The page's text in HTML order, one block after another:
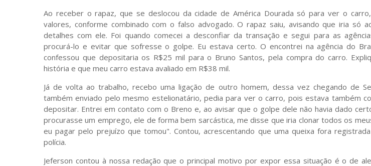
Ao receber o rapaz, que se deslocou da cidade de América Dourada só para ver o
valores, conforme combinado com o falso advogado. O rapaz saiu, avisando que iria só
detalhes com ele. Foi quando comecei a desconfiar da transação e segui para as
procurá-lo e evitar que sofresse o golpe. Eu estava certo. O encontrei na agência do
confessou que depositaria os R$25 mil para o Bruno Santos, pela compra do carro.
história e que meu carro estava avaliado em R$38 mil.
Já de volta ao trabalho, recebo uma ligação de outro homem, dessa vez chegando de
também enviado pelo mesmo estelionatário, pedia para ver o carro, pois estava também
depositar. Entrei em contato com o Breno e, ao avisar que o golpe dele não havia dado
procurasse um emprego, ele de forma bem sarcástica, me disse que iria clonar todos os
eu pagar pelo prejuízo que tomou". Contou, acrescentando que uma queixa fora
polícia.
Jeferson contou à nossa redação que o principal motivo por expor essa situação é o de